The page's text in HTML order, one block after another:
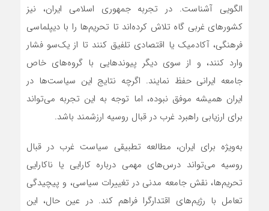
الگویی آشناست. در تجربه جمهوری اسلامی ایران، نیز
کشورهای غربی گاه تلاش کرده‌اند تا تحریم‌ها را با دیپلماسی
فرهنگی، آکادمیک یا اقتصادی تلفیق کنند تا از یک‌سو فشار
وارد کنند، و از سوی دیگر پیوندهایی با گروه‌های خاص
جامعه ایرانی حفظ نمایند. اگرچه نتایج این سیاست‌ها در
ایران همیشه موفق نبوده، اما توجه به این تجربه می‌تواند
برای ارزیابی راهبرد غرب در قبال روسیه ارزشمند باشد.
به‌ویژه برای ایران، مطالعه تطبیقی سیاست غرب در قبال
روسیه می‌تواند درس‌های مهمی درباره کارایی یا ناکارایی
تحریم‌ها، نقش جامعه مدنی در تغییرات سیاسی، و پیچیدگی
تعامل با رژیم‌های اقتدارگرا فراهم کند. در عین حال، این